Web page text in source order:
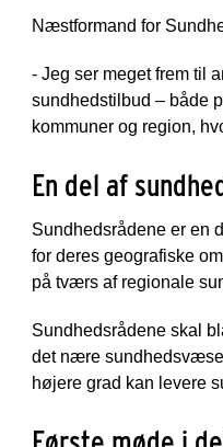
Næstformand for
- Jeg ser meget frem til
sundhedstilbud – både
kommuner og region,
En del af
Sundhedsrådene er en
for deres geografiske
på tværs af regionale
Sundhedsrådene skal
det nære
højere grad kan levere